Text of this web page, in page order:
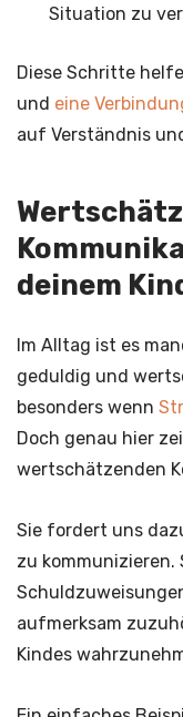
Situation zu
Diese Schritte
und eine
auf Verständnis
deinem
Im Alltag ist es
geduldig und
besonders wenn
Doch genau hier
wertschätzenden
Sie fordert uns
zu
aufmerksam
Kindes